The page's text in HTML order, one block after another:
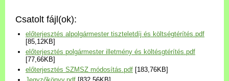
Választási információk
Versenyképes Járások
Program
Csatolt fájl(ok):
előterjesztés alpolgármester tiszteletdíj és költségtérítés.pdf
[85,12KB]
előterjesztés polgármester illetmény és költésgtérítés.pdf
[77,66KB]
előterjesztés SZMSZ módosítás.pdf [183,76KB]